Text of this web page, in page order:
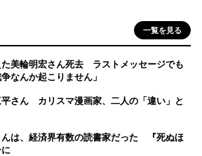
一覧を見る
美輪明宏さん死去 ラストメッセージでも
なんか起こりません」
さん カリスマ漫画家、二人の「違い」と
は、経済界有数の読書家だった 『死ぬほ